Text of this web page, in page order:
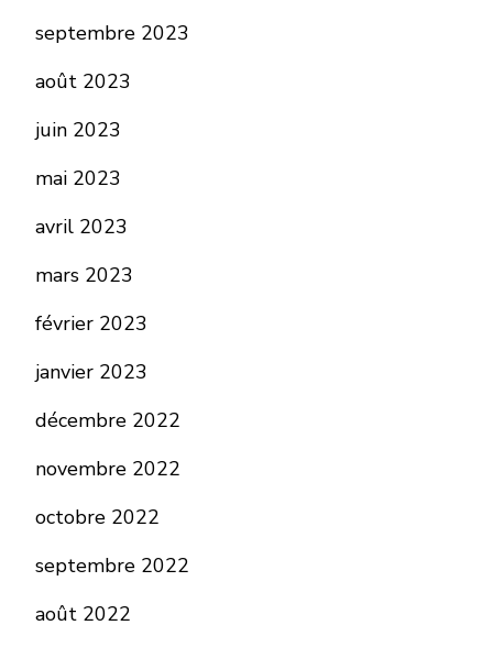
septembre 2023
août 2023
juin 2023
mai 2023
avril 2023
mars 2023
février 2023
janvier 2023
décembre 2022
novembre 2022
octobre 2022
septembre 2022
août 2022